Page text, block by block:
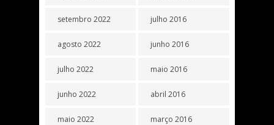
setembro 2022
agosto 2022
julho 2022
junho 2022
maio 2022
julho 2016
junho 2016
maio 2016
abril 2016
março 2016